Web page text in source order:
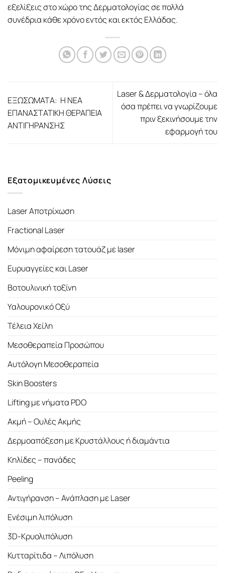
εξελίξεις στο χώρο της Δερματολογίας σε πολλά
συνέδρια κάθε χρόνο εντός και εκτός Ελλάδας.
ΕΞΩΣΩΜΑΤΑ: Η ΝΕΑ
ΕΠΑΝΑΣΤΑΤΙΚΗ ΘΕΡΑΠΕΙΑ
ΑΝΤΙΓΗΡΑΝΣΗΣ
Laser & Δερματολογία – όλα
όσα πρέπει να γνωρίζουμε
πριν ξεκινήσουμε την
εφαρμογή του
Εξατομικευμένες Λύσεις
Laser Αποτρίχωση
Fractional Laser
Μόνιμη αφαίρεση τατουάζ με laser
Ευρυαγγείες και Laser
Βοτουλινική τοξίνη
Υαλουρονικό Οξύ
Τέλεια Χείλη
Μεσοθεραπεία Προσώπου
Αυτόλογη Μεσοθεραπεία
Skin Boosters
Lifting με νήματα PDO
Ακμή – Ουλές Ακμής
Δερμοαπόξεση με Κρυστάλλους ή διαμάντια
Κηλίδες – πανάδες
Peeling
Αντιγήρανση – Ανάπλαση με Laser
Ενέσιμη λιπόλυση
3D-Κρυολιπόλυση
Κυτταρίτιδα – Λιπόλυση